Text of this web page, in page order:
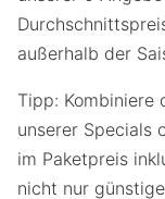
außerhalb der
Tipp: Kombiniere
unserer Specials
im Paketpreis
nicht nur